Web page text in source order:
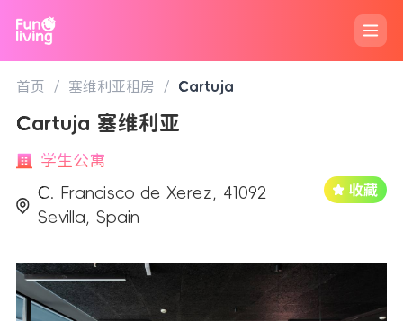
首页 / 塞维利亚租房 / Cartuja
Cartuja 塞维利亚
学生公寓
C. Francisco de Xerez, 41092
Sevilla, Spain